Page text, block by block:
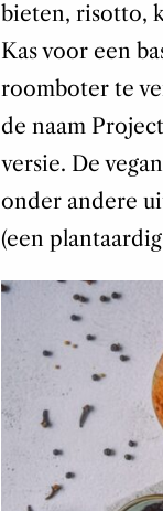
bieten, risotto,
Kas voor een
roomboter te
de naam
versie. De
onder andere
(een